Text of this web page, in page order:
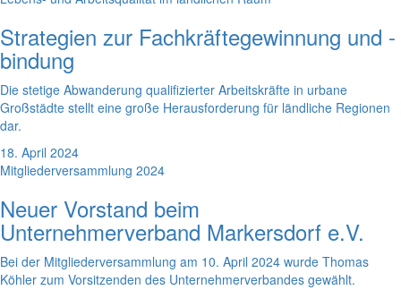
Strategien zur Fachkräftegewinnung und -
bindung
Die stetige Abwanderung qualifizierter Arbeitskräfte in urbane
Großstädte stellt eine große Herausforderung für ländliche Regionen
dar.
18. April 2024
Mitgliederversammlung 2024
Neuer Vorstand beim
Unternehmerverband Markersdorf e.V.
Bei der Mitgliederversammlung am 10. April 2024 wurde Thomas
Köhler zum Vorsitzenden des Unternehmerverbandes gewählt.